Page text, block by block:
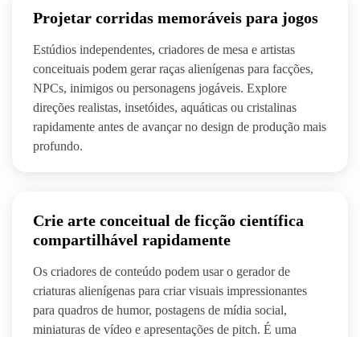
Projetar corridas memoráveis para jogos
Estúdios independentes, criadores de mesa e artistas
conceituais podem gerar raças alienígenas para facções,
NPCs, inimigos ou personagens jogáveis. Explore
direções realistas, insetóides, aquáticas ou cristalinas
rapidamente antes de avançar no design de produção mais
profundo.
Crie arte conceitual de ficção científica
compartilhável rapidamente
Os criadores de conteúdo podem usar o gerador de
criaturas alienígenas para criar visuais impressionantes
para quadros de humor, postagens de mídia social,
miniaturas de vídeo e apresentações de pitch. É uma